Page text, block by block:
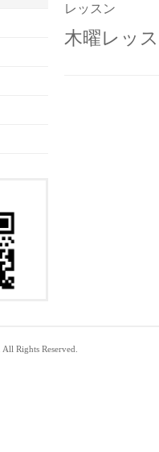
レッスン
木曜レッ
. All Rights Reserved.